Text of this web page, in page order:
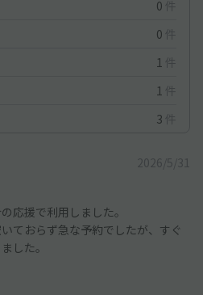
0 件
0 件
1 件
1 件
3 件
2026/5/31
応援で利用しました。
ておらず急な予約でしたが、すぐ
した。